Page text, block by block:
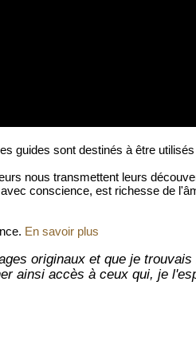
guides sont destinés à être
nous transmettent leurs
conscience, est richesse de
En savoir plus
originaux et que je
ainsi accès à ceux qui, je